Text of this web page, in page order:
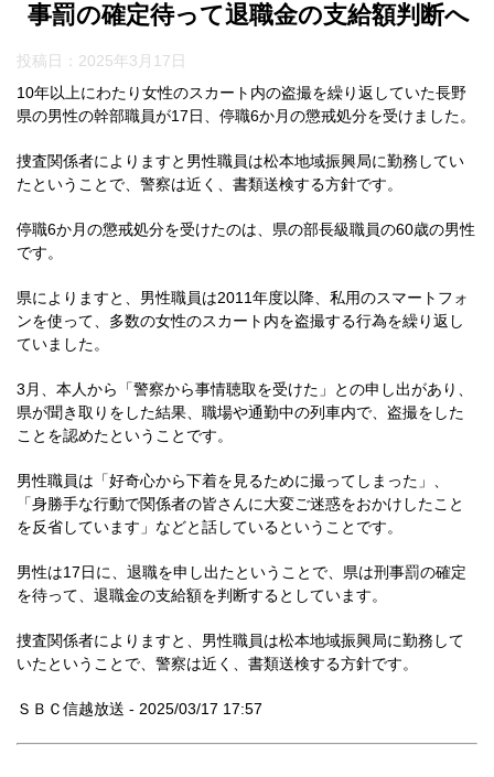
事罰の確定待って退職金の支給額判断へ
投稿日： 2025年3月17日
10年以上にわたり女性のスカート内の盗撮を繰り返していた長野
県の男性の幹部職員が17日、停職6か月の懲戒処分を受けました。
捜査関係者によりますと男性職員は松本地域振興局に勤務してい
たということで、警察は近く、書類送検する方針です。
停職6か月の懲戒処分を受けたのは、県の部長級職員の60歳の男性
です。
県によりますと、男性職員は2011年度以降、私用のスマートフォ
ンを使って、多数の女性のスカート内を盗撮する行為を繰り返し
ていました。
3月、本人から「警察から事情聴取を受けた」との申し出があり、
県が聞き取りをした結果、職場や通勤中の列車内で、盗撮をした
ことを認めたということです。
男性職員は「好奇心から下着を見るために撮ってしまった」、
「身勝手な行動で関係者の皆さんに大変ご迷惑をおかけしたこと
を反省しています」などと話しているということです。
男性は17日に、退職を申し出たということで、県は刑事罰の確定
を待って、退職金の支給額を判断するとしています。
捜査関係者によりますと、男性職員は松本地域振興局に勤務して
いたということで、警察は近く、書類送検する方針です。
ＳＢＣ信越放送 - 2025/03/17 17:57